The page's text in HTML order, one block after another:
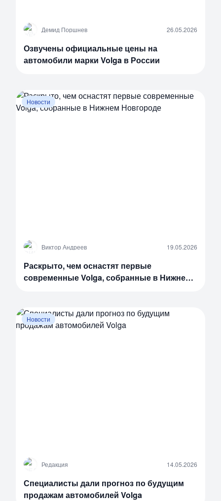
Д Демид Поршнев 26.05.2026
Озвучены официальные цены на
автомобили марки Volga в России
Новости
В Виктор Андреев 19.05.2026
Раскрыто, чем оснастят первые
современные Volga, собранные в Нижнем
Новости
Р Редакция 14.05.2026
Специалисты дали прогноз по будущим
продажам автомобилей Volga